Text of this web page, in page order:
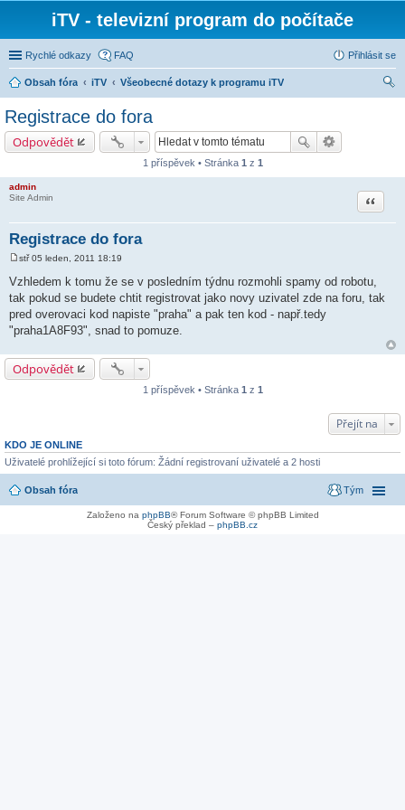
iTV - televizní program do počítače
Rychlé odkazy FAQ Přihlásit se
Obsah fóra iTV
Všeobecné dotazy k programu iTV
Registrace do fora
Odpovědět
1 příspěvek • Stránka 1 z 1
admin
Site Admin
Registrace do fora
Citace
í
s
ě
v
k
stř 05 leden, 2011 18:19
Vzhledem k tomu že se v poslední­m týdnu rozmohli spamy od robotu,
tak pokud se budete chtit registrovat jako novy uzivatel zde na foru, tak
pred overovaci kod napiste "praha" a pak ten kod - např.tedy
"praha1A8F93", snad to pomuze.
Odpovědět
1 příspěvek • Stránka 1 z 1
Přejít na
KDO JE ONLINE
Uživatelé prohlížející si toto fórum: Žádní registrovaní uživatelé a 2 hosti
Obsah fóra Tým
Založeno na phpBB® Forum Software © phpBB Limited
Český překlad – phpBB.cz